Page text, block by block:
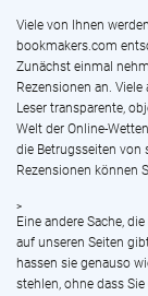
Viele von Ihnen
bookmakers.com
Zunächst einmal
Rezensionen an.
Leser transparente,
Welt der Online-
die Betrugsseiten von
Rezensionen können
>
Eine andere Sache,
auf unseren Seiten
hassen sie genauso
stehlen, ohne dass